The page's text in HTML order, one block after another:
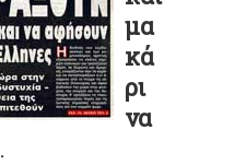
μα
κά
ρι
να
.